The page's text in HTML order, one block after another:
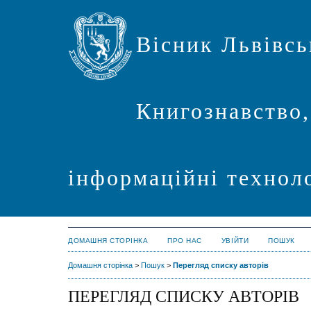
Вісник
інформаційні
ДОМАШНЯ СТОРІНКА ПРО НАС УВІЙТИ ПОШУК
Домашня сторінка > Пошук > Перегляд списку авторів
ПЕРЕГЛЯД СПИСКУ АВТОРІВ